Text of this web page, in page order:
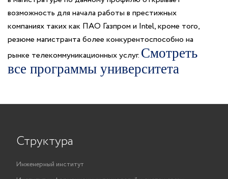
возможность для начала работы в престижных
компаниях таких как ПАО Газпром и Intel, кроме того,
резюме магистранта более конкурентоспособно на
рынке телекоммуникационных услуг. Смотреть
все программы университета
Структура
Инженерный институт